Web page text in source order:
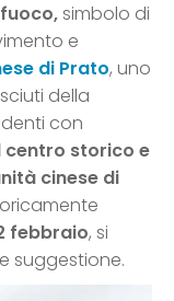
simbolo di
e
di Prato, uno
della
con
centro storico e
cinese di
febbraio, si
suggestione.